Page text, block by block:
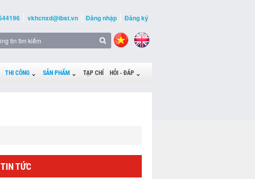
vkhcnxd@ibst.vn Đăng nhập Đăng ký
THI CÔNG SẢN PHẨM TẠP CHÍ HỎI - ĐÁP
TIN TỨC